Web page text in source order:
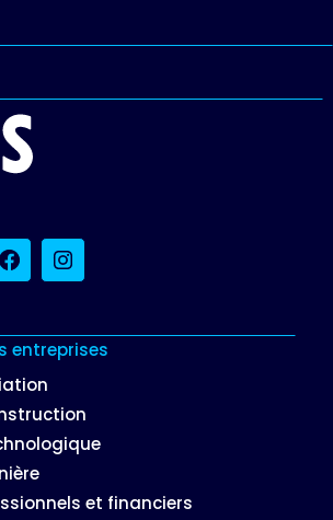
FacebookInstagram
entreprises
et financiers